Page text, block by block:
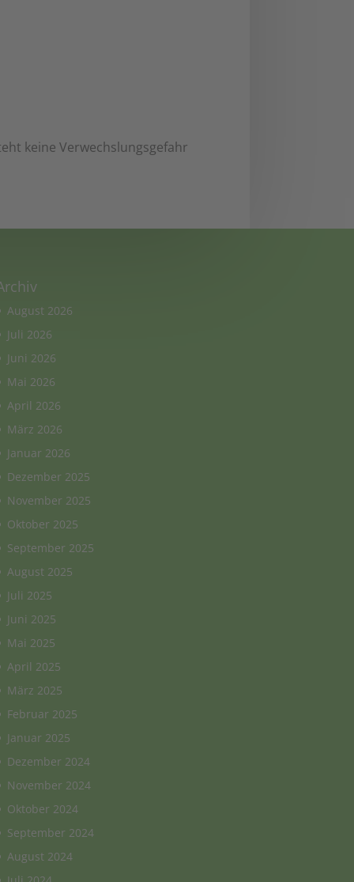
keine Verwechslungsgefahr
August 2026
Juli 2026
Juni 2026
Mai 2026
April 2026
März 2026
Januar 2026
Dezember 2025
November 2025
Oktober 2025
September 2025
August 2025
Juli 2025
Juni 2025
Mai 2025
April 2025
März 2025
Februar 2025
Januar 2025
Dezember 2024
November 2024
Oktober 2024
September 2024
August 2024